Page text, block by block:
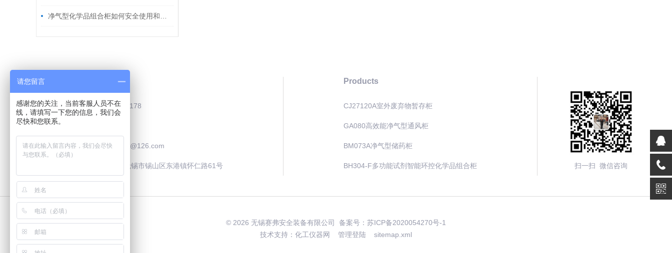
净气型化学品组合柜如何安全使用和管理
Contact Us
联系电话：0510-83787178
联系QQ：2505929195
联系邮箱：safooculture@126.com
联系地址：中国·江苏·无锡市锡山区东港镇怀仁路61号
Products
CJ27120A室外废弃物暂存柜
GA080高效能净气型通风柜
BM073A净气型储药柜
BH304-F多功能试剂智能环控化学品组合柜 扫一扫 微信咨询
© 2026 无锡赛弗安全装备有限公司 备案号： 苏ICP备2020054270号-1
技术支持：化工仪器网 管理登陆 sitemap.xml
请您留言
感谢您的关注，当前客服人员不在
线，请填写一下您的信息，我们会
尽快和您联系。